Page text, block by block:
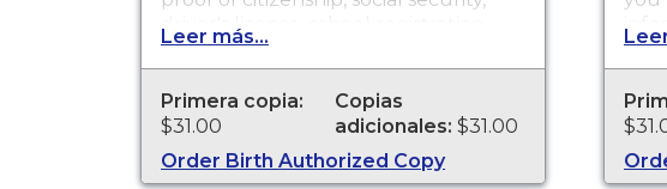
driver's license, school registration,
personal identification and other
legal purposes. Birth Certificates are
available for events that occurred in
Trinity County from 1/1/1900 to
Present.
Leer más...
Primera copia:
$31.00
Copias
adicionales: $31.00
Order Birth Authorized Copy
of